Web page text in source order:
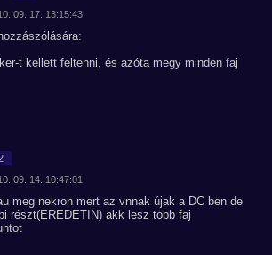
09. 17. 13:15:43
hozzászólására:
t kellett feltenni, és azóta megy minden faj
09. 14. 10:47:01
meg nekron mert az vnnak újak a DC ben de
részt(EREDETIN) akk lesz több faj